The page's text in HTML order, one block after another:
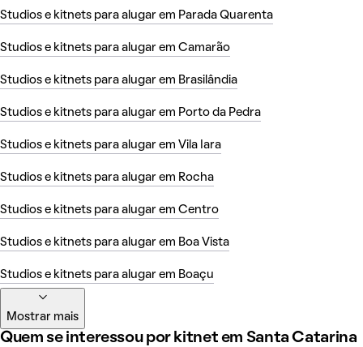
Studios e kitnets para alugar em Parada Quarenta
Studios e kitnets para alugar em Camarão
Studios e kitnets para alugar em Brasilândia
Studios e kitnets para alugar em Porto da Pedra
Studios e kitnets para alugar em Vila Iara
Studios e kitnets para alugar em Rocha
Studios e kitnets para alugar em Centro
Studios e kitnets para alugar em Boa Vista
Studios e kitnets para alugar em Boaçu
Mostrar mais
Quem se interessou por kitnet em Santa Catarina